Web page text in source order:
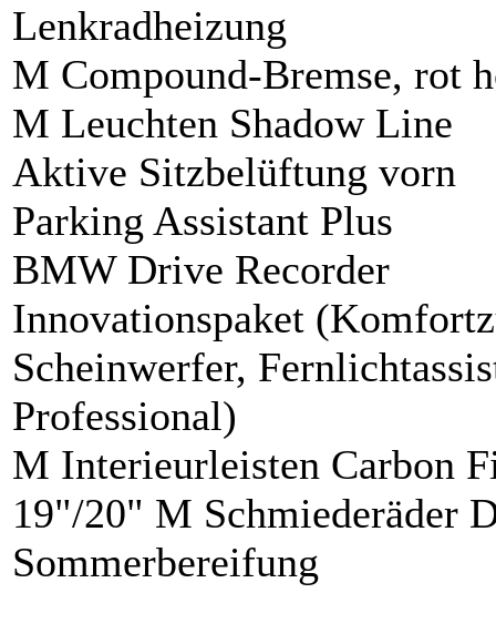
Lenkradheizung
M Compound-Bremse, rot
M Leuchten Shadow Line
Aktive Sitzbelüftung vorn
Parking Assistant Plus
BMW Drive Recorder
Innovationspaket
Scheinwerfer,
Professional)
M Interieurleisten Carbon
19"/20" M Schmiederäder
Sommerbereifung